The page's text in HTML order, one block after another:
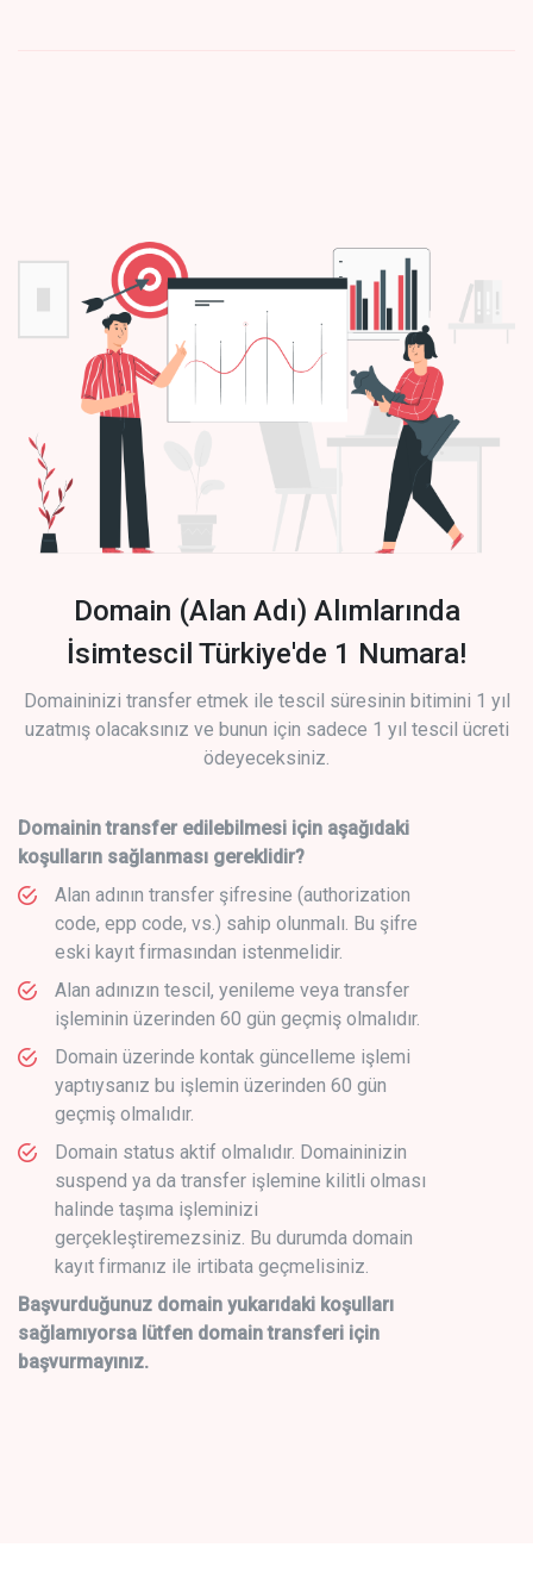
Domain (Alan Adı) Alımlarında
İsimtescil Türkiye'de 1 Numara!
Domaininizi transfer etmek ile tescil süresinin bitimini 1 yıl
uzatmış olacaksınız ve bunun için sadece 1 yıl tescil ücreti
ödeyeceksiniz.
Domainin transfer edilebilmesi için aşağıdaki
koşulların sağlanması gereklidir?
Alan adının transfer şifresine (authorization
code, epp code, vs.) sahip olunmalı. Bu şifre
eski kayıt firmasından istenmelidir.
Alan adınızın tescil, yenileme veya transfer
işleminin üzerinden 60 gün geçmiş olmalıdır.
Domain üzerinde kontak güncelleme işlemi
yaptıysanız bu işlemin üzerinden 60 gün
geçmiş olmalıdır.
Domain status aktif olmalıdır. Domaininizin
suspend ya da transfer işlemine kilitli olması
halinde taşıma işleminizi
gerçekleştiremezsiniz. Bu durumda domain
kayıt firmanız ile irtibata geçmelisiniz.
Başvurduğunuz domain yukarıdaki koşulları
sağlamıyorsa lütfen domain transferi için
başvurmayınız.